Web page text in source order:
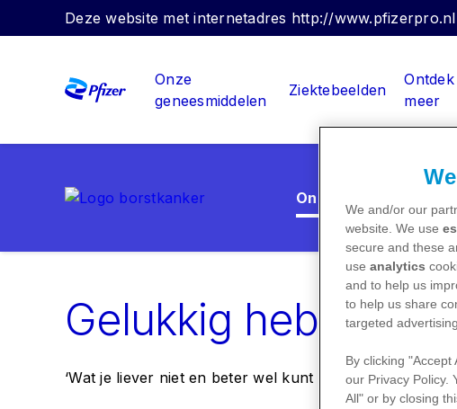
Deze website met internetadres http://
Onze
geneesmiddelen
Ziektebeelden
Ontdek
meer
Ondersteuning &
Gelukkig heb je je
‘Wat je liever niet en beter wel kunt zeggen tegen
We and/or our
website. We use
secure and these
use analytics
and to help us
to help us share
targeted
By clicking
our Privacy Policy.
All" or by closing